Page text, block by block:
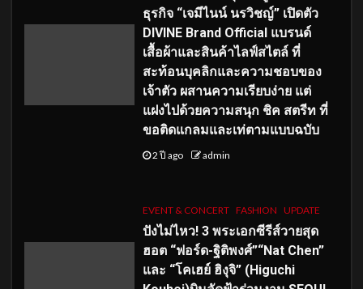
ธุรกิจ “เจมีไนน์ นรวิชญ์” เปิดตัว
DIVINE Brand Official แบรนด์
เสื้อผ้าและสินค้าไลฟ์สไตล์ ที่
สะท้อนบุคลิกและความชอบของ
เจ้าตัว ผสานความเรียบง่าย แต่
แฝงไปด้วยความสนุก ชิค สตรีท ที่
ขอติดแกลมและเท่ตามแบบฉบับ
2 ปี ago admin
EVENT & CONCERT FASHION UPDATE
ปังไม่ไหว! 3 พระเอกซีรีส์วายสุด
ฮอต “ฟอร์ด-ฐิติพงศ์”“Nat Chen”
และ “โคเฮย์ ฮิงุจิ” (Higuchi